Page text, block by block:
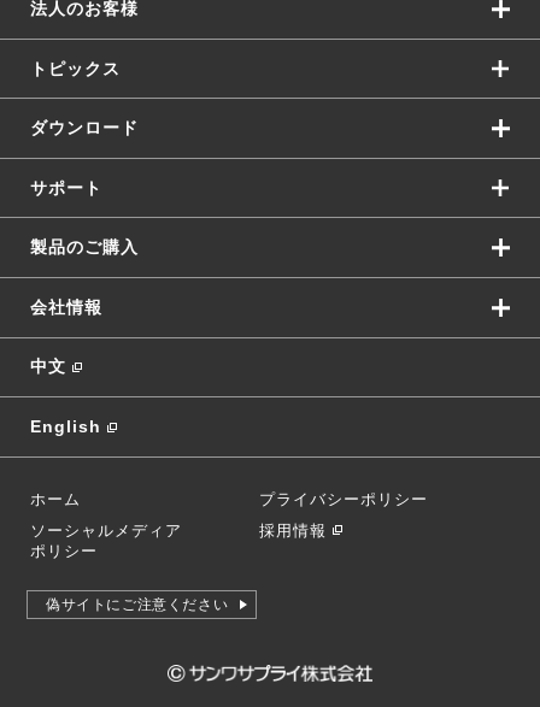
法人のお客様
トピックス
ダウンロード
サポート
製品のご購入
会社情報
中文
English
ホーム
プライバシーポリシー
ソーシャルメディア
ポリシー
採用情報
偽サイトにご注意ください